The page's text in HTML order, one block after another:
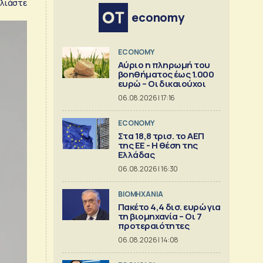
economy
ECONOMY
Αύριο η πληρωμή του
βοηθήματος έως 1.000
ευρώ – Oι δικαιούχοι
06.08.2026 | 17:16
ECONOMY
Στα 18,8 τρισ. το ΑΕΠ
της ΕΕ - Η θέση της
Ελλάδας
06.08.2026 | 16:30
ΒΙΟΜΗΧΑΝΙΑ
Πακέτο 4,4 δισ. ευρώ για
τη βιομηχανία – Οι 7
προτεραιότητες
06.08.2026 | 14:08